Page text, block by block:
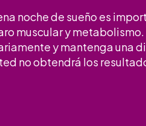
noche de sueño es
muscular y
y mantenga una
no obtendrá los